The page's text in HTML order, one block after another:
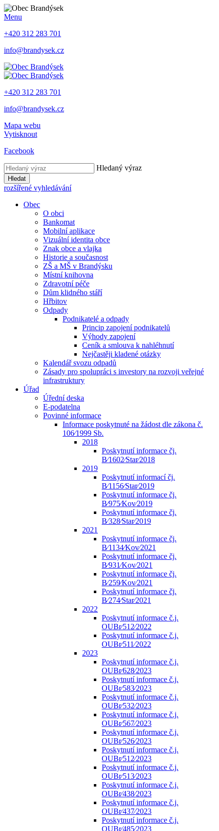
Menu
+420 312 283 701
info@brandysek.cz
+420 312 283 701
info@brandysek.cz
Mapa webu
Vytisknout
Facebook
Hledaný výraz
Hledat
rozšířené vyhledávání
Obec
O obci
Bankomat
Mobilní aplikace
Vizuální identita obce
Znak obce a vlajka
Historie a současnost
ZŠ a MŠ v Brandýsku
Místní knihovna
Zdravotní péče
Dům klidného stáří
Hřbitov
Odpady
Podnikatelé a odpady
Princip zapojení podnikatelů
Výhody zapojení
Ceník a smlouva k nahléhnutí
Nejčastěji kladené otázky
Kalendář svozu odpadů
Zásady pro spolupráci s investory na rozvoji veřejné
infrastruktury
Úřad
Úřední deska
E-podatelna
Povinné informace
Informace poskytnuté na žádost dle zákona č.
106⁄1999 Sb.
2018
Poskytnutí informace čj.
B⁄1602⁄Star⁄2018
2019
Poskytnutí informací čj.
B⁄1156⁄Star⁄2019
Poskytnutí informace čj.
B⁄975⁄Kov⁄2019
Poskytnutí informace čj.
B⁄328⁄Star⁄2019
2021
Poskytnutí informace čj.
B⁄1134⁄Kov⁄2021
Poskytnutí informace čj.
B⁄931⁄Kov⁄2021
Poskytnutí informace čj.
B⁄259⁄Kov⁄2021
Poskytnutí informace čj.
B⁄274⁄Star⁄2021
2022
Poskytnutí informace č.j.
OUBr⁄512⁄2022
Poskytnutí informace č.j.
OUBr⁄511⁄2022
2023
Poskytnutí informace č.j.
OUBr⁄628⁄2023
Poskytnutí informace č.j.
OUBr⁄583⁄2023
Poskytnutí informace č.j.
OUBr⁄532⁄2023
Poskytnutí informace č.j.
OUBr⁄567⁄2023
Poskytnutí informace č.j.
OUBr⁄526⁄2023
Poskytnutí informace č.j.
OUBr⁄512⁄2023
Poskytnutí informace č.j.
OUBr⁄513⁄2023
Poskytnutí informace č.j.
OUBr⁄438⁄2023
Poskytnutí informace č.j.
OUBr⁄437⁄2023
Poskytnutí informace č.j.
OUBr⁄485⁄2023